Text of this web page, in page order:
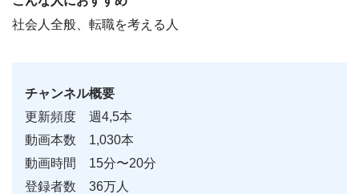
社会人全般、転職を考える人
チャンネル概要
更新頻度 週4,5本
動画本数 1,030本
動画時間 15分〜20分
登録者数 36万人